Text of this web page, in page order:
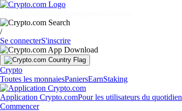
/
Se connecterS'inscrire
Crypto
Toutes les monnaiesPaniersEarnStaking
Application Crypto.comPour les utilisateurs du quotidien
Commencer